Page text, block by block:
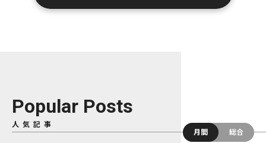
Popular Posts
人気記事
月間
総合